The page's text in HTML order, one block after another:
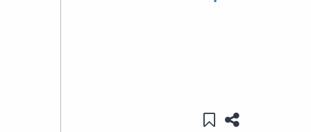
שתפו עמוד זה
שמור ב"תכנים שלי"